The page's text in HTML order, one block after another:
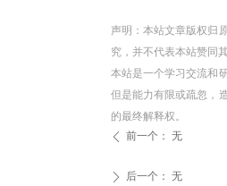
声明：本站文章版权归
究，并不代表本站赞同
本站是一个学习交流和
但是能力有限或疏忽，
的最终解释权。
ꄴ 前一个： 无
ꄲ 后一个： 无